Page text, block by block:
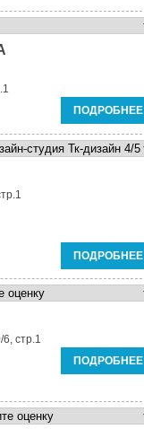
ПОДРОБНЕЕ
ПОДРОБНЕЕ
стр.1
ПОДРОБНЕЕ